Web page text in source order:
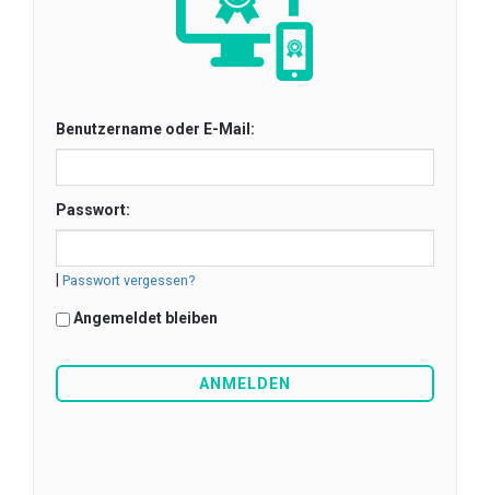
Benutzername oder E-Mail:
Passwort:
Passwort vergessen?
Angemeldet bleiben